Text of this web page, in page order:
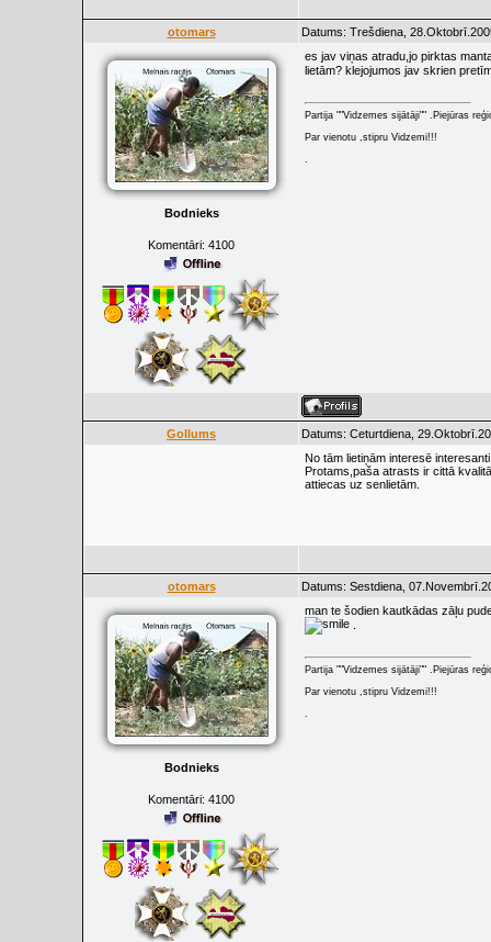
otomars Datums: Trešdiena,
Bodnieks
Komentāri: 4100
es jav viņas atradu,jo pirktas
lietām? klejojumos jav skrien
Partija ""Vidzemes sijātāji"" .Piejūras
Par vienotu ,stipru Vidzemi!!!
.
Gollums
Datums: Ceturtdiena,
No tām lietiņām interesē
Protams,paša atrasts ir cittā
attiecas uz senlietām.
otomars Datums: Sestdiena,
Bodnieks
Komentāri: 4100
man te šodien kautkādas zāļu
Partija ""Vidzemes sijātāji"" .Piejūras
Par vienotu ,stipru Vidzemi!!!
.